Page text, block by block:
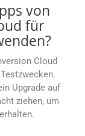
von
für
Cloud
Upgrade auf
ziehen, um